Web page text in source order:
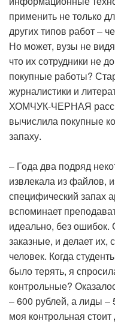
применить не только
других типов работ –
Но может, вузы не
что их сотрудники не
покупные работы?
журналистики и
ХОМЧУК-ЧЕРНАЯ
вычислила покупные
запаху.
– Года два подряд
извлекала из файлов,
специфический запах
вспоминает
идеально, без
заказные, и делает их,
человек. Когда
было терять, я
контрольные?
– 600 рублей, а лиды –
моя контрольная